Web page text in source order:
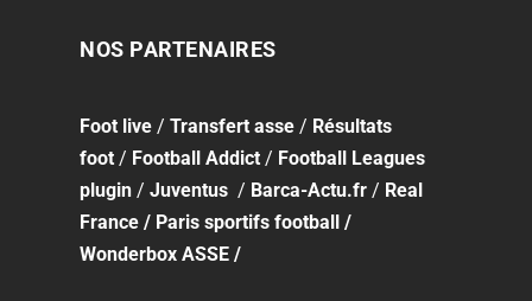
NOS PARTENAIRES
Foot live /Transfert asse / Résultats
foot / Football Addict / Football Leagues
plugin /Juventus / Barca-Actu.fr / Real
France / Paris sportifs football
/
Wonderbox ASSE /